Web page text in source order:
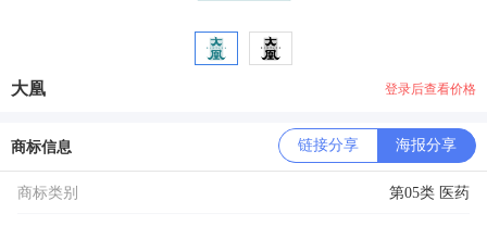
大凰 登录后查看价格
商标信息 链接分享 海报分享
商标类别 第05类 医药